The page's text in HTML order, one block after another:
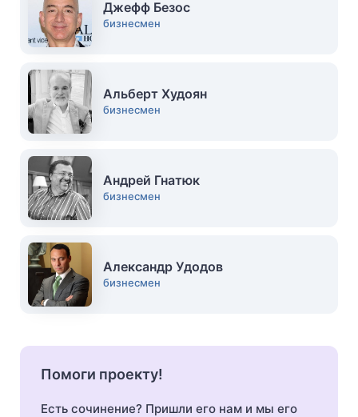
Джефф Безос
бизнесмен
Альберт Худоян
бизнесмен
Андрей Гнатюк
бизнесмен
Александр Удодов
бизнесмен
Помоги проекту!
Есть сочинение? Пришли его нам и мы его